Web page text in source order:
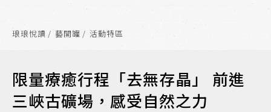
琅琅悅讀 藝開罐 活動特區
限量療癒行程「去無存晶」 前進
三峽古礦場，感受自然之力